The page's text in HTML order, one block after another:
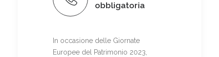
obbligatoria
In occasione delle Giornate
Europee del Patrimonio 2023,